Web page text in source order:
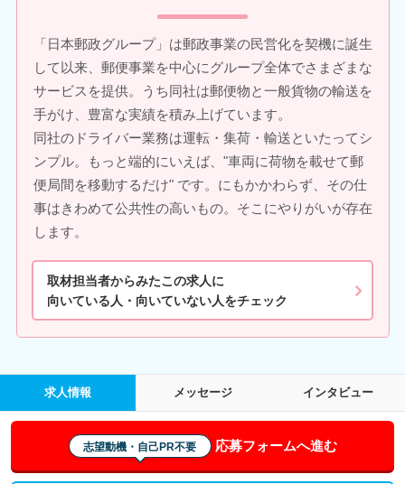
「日本郵政グループ」は郵政事業の民営化を契機に誕生
して以来、郵便事業を中心にグループ全体でさまざまな
サービスを提供。うち同社は郵便物と一般貨物の輸送を
手がけ、豊富な実績を積み上げています。
同社のドライバー業務は運転・集荷・輸送といたってシ
ンプル。もっと端的にいえば、"車両に荷物を載せて郵
便局間を移動するだけ" です。にもかかわらず、その仕
事はきわめて公共性の高いもの。そこにやりがいが存在
します。
取材担当者からみたこの求人に
向いている人・向いていない人をチェック
求人情報 メッセージ インタビュー
志望動機・自己PR不要 応募フォームへ進む